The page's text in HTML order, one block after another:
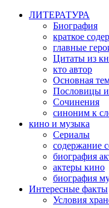
ЛИТЕРАТУРА
Биография
краткое
главные
Цитаты из
кто автор
Основная
Пословицы
Сочинения
синоним к
кино и музыка
Сериалы
содержание
биография
актеры кино
биография
Интересные факты
Условия